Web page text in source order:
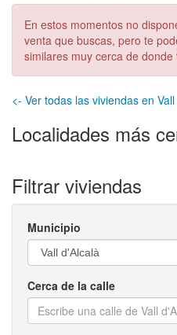
En estos momentos no
venta que buscas, pero te
similares muy cerca de donde
<- Ver todas las viviendas en
Localidades más
Filtrar viviendas
Municipio
Cerca de la calle